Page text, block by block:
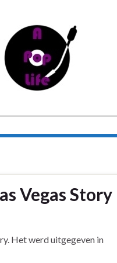
Vegas Story
Het werd uitgegeven in